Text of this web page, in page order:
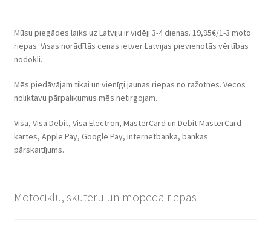
Mūsu piegādes laiks uz Latviju ir vidēji 3-4 dienas. 19,95€/1-3 moto
riepas. Visas norādītās cenas ietver Latvijas pievienotās vērtības
nodokli.
Mēs piedāvājam tikai un vienīgi jaunas riepas no ražotnes. Vecos
noliktavu pārpalikumus mēs netirgojam.
Visa, Visa Debit, Visa Electron, MasterCard un Debit MasterCard
kartes, Apple Pay, Google Pay, internetbanka, bankas
pārskaitījums.
Motociklu, skūteru un mopēda riepas